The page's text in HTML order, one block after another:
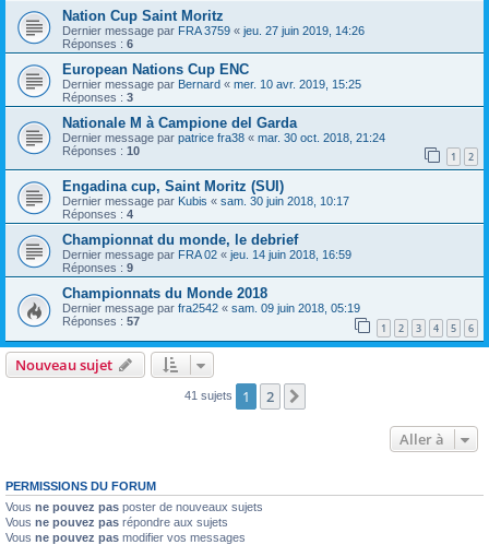
Nation Cup Saint Moritz
Dernier message par FRA 3759 « jeu. 27 juin 2019, 14:26
Réponses : 6
European Nations Cup ENC
Dernier message par Bernard « mer. 10 avr. 2019, 15:25
Réponses : 3
Nationale M à Campione del Garda
Dernier message par patrice fra38 « mar. 30 oct. 2018, 21:24
Réponses : 10 1 2
Engadina cup, Saint Moritz (SUI)
Dernier message par Kubis « sam. 30 juin 2018, 10:17
Réponses : 4
Championnat du monde, le debrief
Dernier message par FRA 02 « jeu. 14 juin 2018, 16:59
Réponses : 9
Championnats du Monde 2018
Dernier message par fra2542 « sam. 09 juin 2018, 05:19
Réponses : 57 1 2 3 4 5 6
Nouveau sujet
41 sujets 1 2
Aller à
PERMISSIONS DU FORUM
Vous ne pouvez pas poster de nouveaux sujets
Vous ne pouvez pas répondre aux sujets
Vous ne pouvez pas modifier vos messages